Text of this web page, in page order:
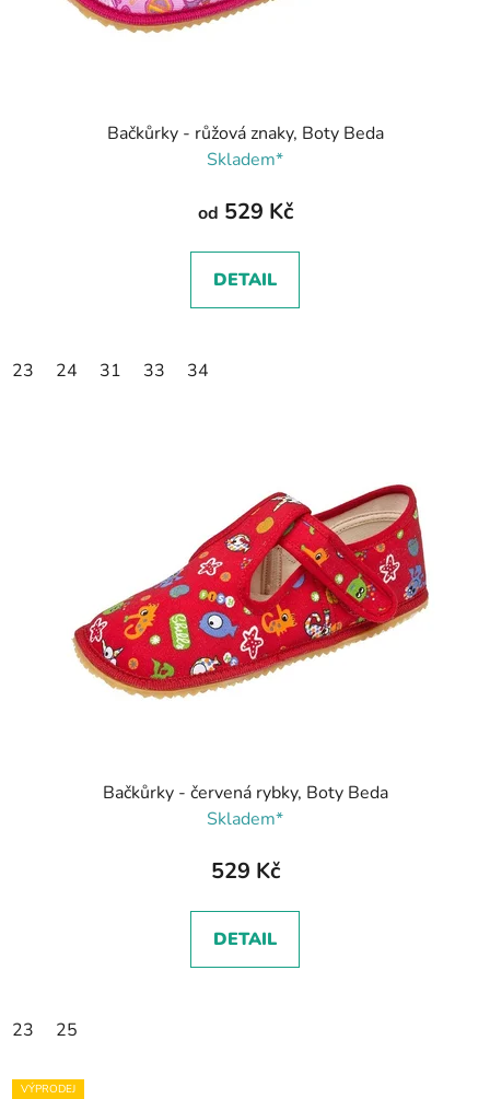
Bačkůrky - růžová znaky, Boty Beda
Skladem*
od 529 Kč
DETAIL
23 24 31 33 34
Bačkůrky - červená rybky, Boty Beda
Skladem*
529 Kč
DETAIL
23 25
VÝPRODEJ